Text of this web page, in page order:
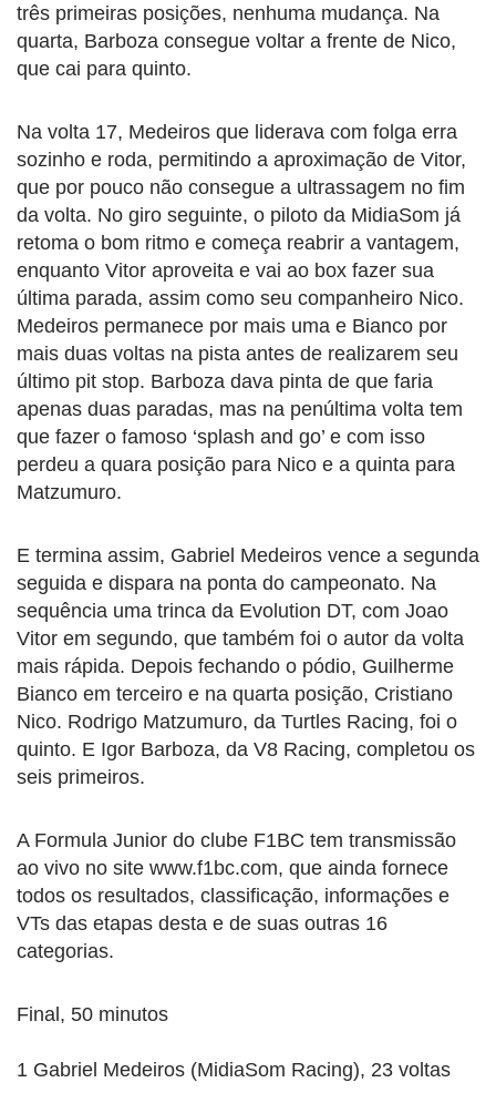
três primeiras posições, nenhuma mudança. Na
quarta, Barboza consegue voltar a frente de Nico,
que cai para quinto.
Na volta 17, Medeiros que liderava com folga erra
sozinho e roda, permitindo a aproximação de Vitor,
que por pouco não consegue a ultrassagem no fim
da volta. No giro seguinte, o piloto da MidiaSom já
retoma o bom ritmo e começa reabrir a vantagem,
enquanto Vitor aproveita e vai ao box fazer sua
última parada, assim como seu companheiro Nico.
Medeiros permanece por mais uma e Bianco por
mais duas voltas na pista antes de realizarem seu
último pit stop. Barboza dava pinta de que faria
apenas duas paradas, mas na penúltima volta tem
que fazer o famoso ‘splash and go’ e com isso
perdeu a quara posição para Nico e a quinta para
Matzumuro.
E termina assim, Gabriel Medeiros vence a segunda
seguida e dispara na ponta do campeonato. Na
sequência uma trinca da Evolution DT, com Joao
Vitor em segundo, que também foi o autor da volta
mais rápida. Depois fechando o pódio, Guilherme
Bianco em terceiro e na quarta posição, Cristiano
Nico. Rodrigo Matzumuro, da Turtles Racing, foi o
quinto. E Igor Barboza, da V8 Racing, completou os
seis primeiros.
A Formula Junior do clube F1BC tem transmissão
ao vivo no site www.f1bc.com, que ainda fornece
todos os resultados, classificação, informações e
VTs das etapas desta e de suas outras 16
categorias.
Final, 50 minutos
1 Gabriel Medeiros (MidiaSom Racing), 23 voltas